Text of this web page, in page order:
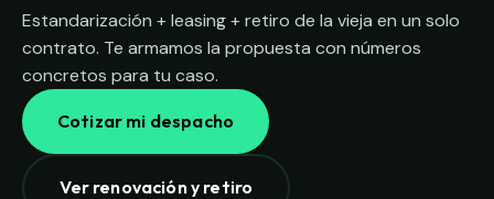
Estandarización + leasing + retiro de la vieja en un solo
contrato. Te armamos la propuesta con números
concretos para tu caso.
Cotizar mi despacho
Ver renovación y retiro